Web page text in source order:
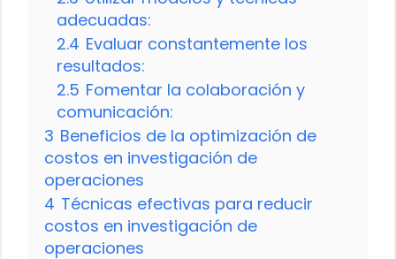
adecuadas:
2.4 Evaluar constantemente los
resultados:
2.5 Fomentar la colaboración y
comunicación:
3 Beneficios de la optimización de
costos en investigación de
operaciones
4 Técnicas efectivas para reducir
costos en investigación de
operaciones